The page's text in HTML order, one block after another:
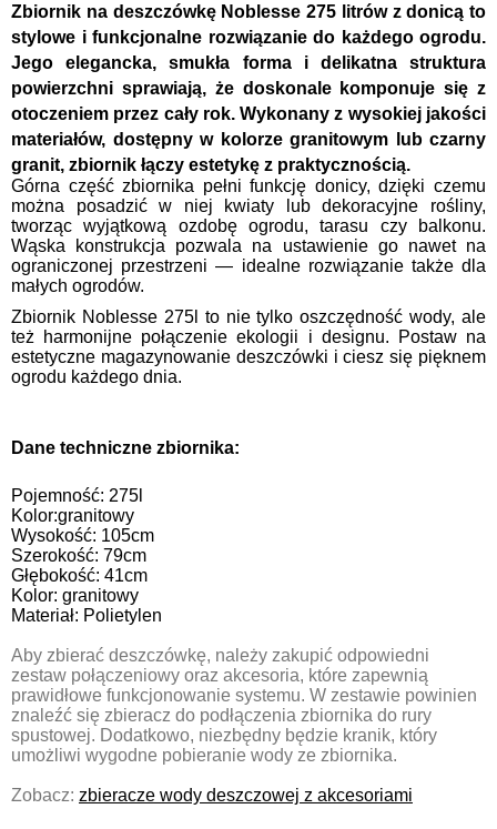
Zbiornik na deszczówkę Noblesse 275 litrów z donicą to
stylowe i funkcjonalne rozwiązanie do każdego ogrodu.
Jego elegancka, smukła forma i delikatna struktura
powierzchni sprawiają, że doskonale komponuje się z
otoczeniem przez cały rok. Wykonany z wysokiej jakości
materiałów, dostępny w kolorze granitowym lub czarny
granit, zbiornik łączy estetykę z praktycznością.
Górna część zbiornika pełni funkcję donicy, dzięki czemu
można posadzić w niej kwiaty lub dekoracyjne rośliny,
tworząc wyjątkową ozdobę ogrodu, tarasu czy balkonu.
Wąska konstrukcja pozwala na ustawienie go nawet na
ograniczonej przestrzeni — idealne rozwiązanie także dla
małych ogrodów.
Zbiornik Noblesse 275l to nie tylko oszczędność wody, ale
też harmonijne połączenie ekologii i designu. Postaw na
estetyczne magazynowanie deszczówki i ciesz się pięknem
ogrodu każdego dnia.
Dane techniczne zbiornika:
Pojemność: 275l
Kolor:granitowy
Wysokość: 105cm
Szerokość: 79cm
Głębokość: 41cm
Kolor: granitowy
Materiał: Polietylen
Aby zbierać deszczówkę, należy zakupić odpowiedni
zestaw połączeniowy oraz akcesoria, które zapewnią
prawidłowe funkcjonowanie systemu. W zestawie powinien
znaleźć się zbieracz do podłączenia zbiornika do rury
spustowej. Dodatkowo, niezbędny będzie kranik, który
umożliwi wygodne pobieranie wody ze zbiornika.
Zobacz: zbieracze wody deszczowej z akcesoriami